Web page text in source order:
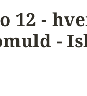
12 -
-